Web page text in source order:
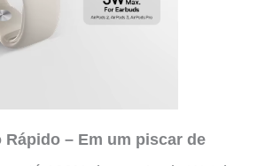
Rápido – Em um piscar de